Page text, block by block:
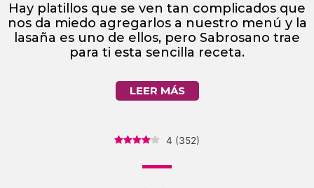
Hay platillos que se ven tan complicados que
nos da miedo agregarlos a nuestro menú y la
lasaña es uno de ellos, pero Sabrosano trae
para ti esta sencilla receta.
LEER MÁS
4 (352)